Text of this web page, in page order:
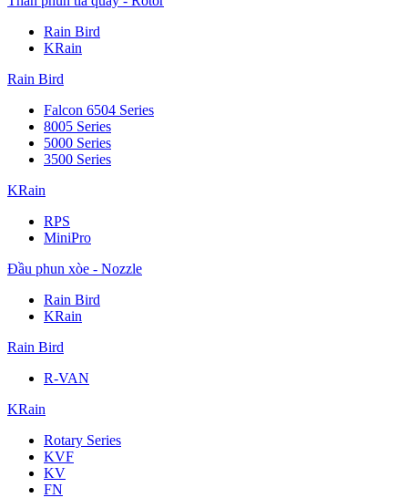
Rain Bird
KRain
Rain Bird
Falcon 6504 Series
8005 Series
5000 Series
3500 Series
KRain
RPS
MiniPro
Đầu phun xòe - Nozzle
Rain Bird
KRain
Rain Bird
R-VAN
KRain
Rotary Series
KVF
KV
FN